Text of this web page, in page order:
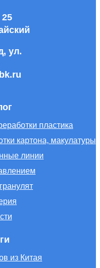
25
ул.
пластика
картона, макулатуры
линии
из Китая